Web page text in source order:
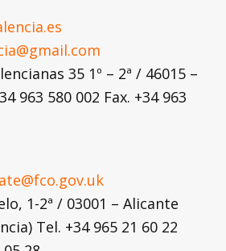
35 1º – 2ª / 46015 –
963 580 002 Fax. +34 963
1-2ª / 03001 – Alicante
Tel. +34 965 21 60 22